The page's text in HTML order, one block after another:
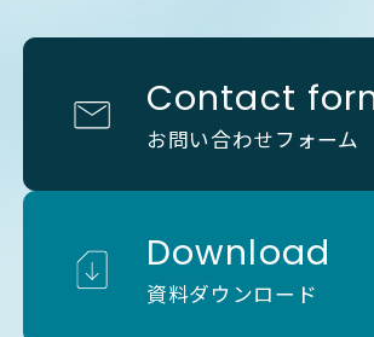
Contact
お問い合わせフォーム
Download
資料ダウンロード